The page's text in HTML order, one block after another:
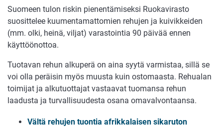
Suomeen tulon riskin pienentämiseksi Ruokavirasto
suosittelee kuumentamattomien rehujen ja kuivikkeiden
(mm. olki, heinä, viljat) varastointia 90 päivää ennen
käyttöönottoa.
Tuotavan rehun alkuperä on aina syytä varmistaa, sillä se
voi olla peräisin myös muusta kuin ostomaasta. Rehualan
toimijat ja alkutuottajat vastaavat tuomansa rehun
laadusta ja turvallisuudesta osana omavalvontaansa.
Vältä rehujen tuontia afrikkalaisen sikaruton